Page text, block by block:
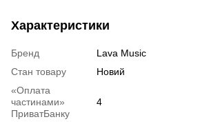
Характеристики
Бренд
Lava Music
Стан товару
Новий
«Оплата
частинами»
ПриватБанку
4